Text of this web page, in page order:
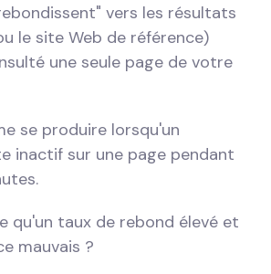
vers les résultats
le site Web de référence)
une seule page de votre
se produire lorsqu'un
inactif sur une page pendant
qu'un taux de rebond élevé et
mauvais ?